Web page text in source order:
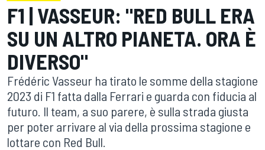
F1 | VASSEUR: "RED BULL ERA
SU UN ALTRO PIANETA. ORA È
DIVERSO"
Frédéric Vasseur ha tirato le somme della stagione
2023 di F1 fatta dalla Ferrari e guarda con fiducia al
futuro. Il team, a suo parere, è sulla strada giusta
per poter arrivare al via della prossima stagione e
lottare con Red Bull.